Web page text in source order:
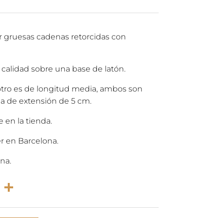
precio
actual
80,00€.
gruesas cadenas retorcidas con
sobre una base de latón.
es de longitud media, ambos son
de extensión de 5 cm.
en la tienda.
en Barcelona.
Email